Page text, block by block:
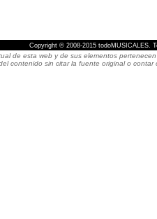
Copyright © 2008-2015 todoMUSICALES.
de esta web y de sus elementos
contenido sin citar la fuente original o